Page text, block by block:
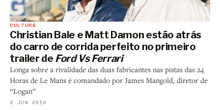
CULTURA
Christian Bale e Matt Damon estão atrás
do carro de corrida perfeito no primeiro
trailer de Ford Vs Ferrari
Longa sobre a rivalidade das duas fabricantes nas pistas das 24
Horas de Le Mans é comandado por James Mangold, diretor de
“Logan”
2 JUN 2019